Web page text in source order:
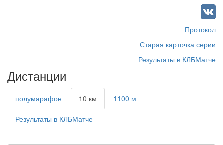
Протокол
Старая карточка серии
Результаты в КЛБМатче
Дистанции
полумарафон 10 км 1100 м
Результаты в КЛБМатче